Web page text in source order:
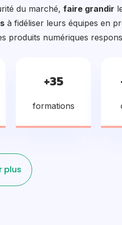
du marché, faire grandir
à fidéliser leurs équipes en
produits numériques
+35
formations
plus